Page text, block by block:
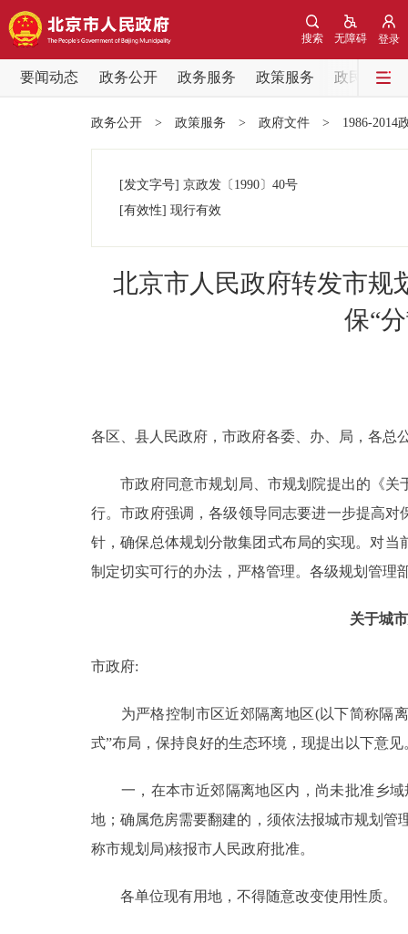
登录
无障碍
搜索
要闻动态 政务公开 政务服务 政策服务
政民互动
党中央精神
政务服务
个人服务
12345网上接诉即办
走进北京
北京概况
政务公开 > 政策服务 > 政府文件 > 1986-2014
[发文字号] 京政发 〔1990〕 40号
[有效性] 现行有效
北京市人民政府转发市规
保“
各区、县人民政府，市政府各委、办、局，各总
市政府同意市规划局、市规划院提出的《关
行。市政府强调，各级领导同志要进一步提高
针，确保总体规划分散集团式布局的实现。对
制定切实可行的办法，严格管理。各级规划管理
关于城
市政府:
为严格控制市区近郊隔离地区(以下简称隔离
式”布局，保持良好的生态环境，现提出以下意见
一，在本市近郊隔离地区内，尚未批准乡域
地；确属危房需要翻建的，须依法报城市规划管
称市规划局)核报市人民政府批准。
各单位现有用地，不得随意改变使用性质。